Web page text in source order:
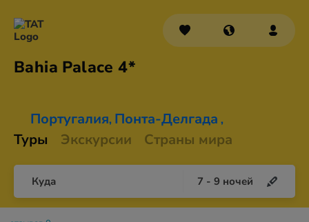
Bahia Palace 4*
Португалия, Понта-Делгада ,
Туры Экскурсии Страны мира
Куда 7 - 9 ночей